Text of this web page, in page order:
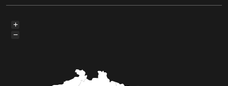
+
−